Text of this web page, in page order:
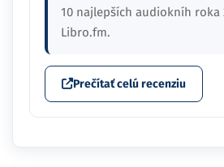
10 najlepších audiokníh roka
Libro.fm.
Prečítať celú recenziu